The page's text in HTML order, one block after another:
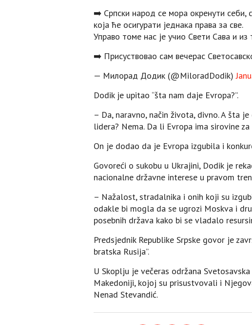
➡️ Српски народ се мора окренути себи,
која ће осигурати једнака права за све.
Управо томе нас је учио Свети Сава и
➡️ Присуствовао сам вечерас
— Милорад Додик (@MiloradDodik)
Dodik je upitao “šta nam daje Evropa?”.
– Da, naravno, način života, divno. A šta
lidera? Nema. Da li Evropa ima sirovine
On je dodao da je Evropa izgubila i
Govoreći o sukobu u Ukrajini, Dodik je
nacionalne državne interese u pravom
– Nažalost, stradalnika i onih koji su
odakle bi mogla da se ugrozi Moskva i
posebnih država kako bi se vladalo
Predsjednik Republike Srpske govor je
bratska Rusija”.
U Skoplju je večeras održana
Makedoniji, kojoj su prisustvovali i
Nenad Stevandić.